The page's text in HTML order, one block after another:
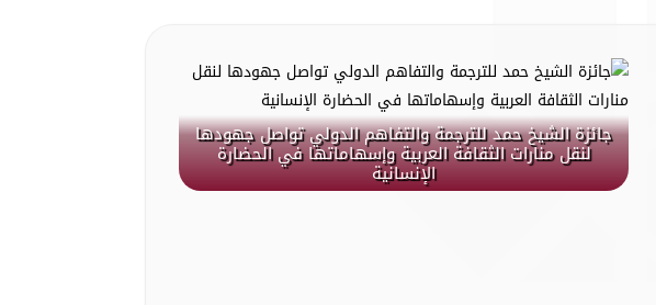
جائزة الشيخ حمد للترجمة والتفاهم الدولي تواصل جهودها
لنقل منارات الثقافة العربية وإسهاماتها في الحضارة
الإنسانية